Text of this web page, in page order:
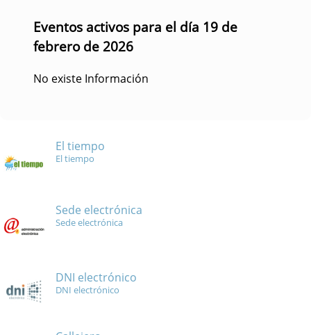
Eventos activos para el día 19 de
febrero de 2026
No existe Información
El tiempo
El tiempo
Sede electrónica
Sede electrónica
DNI electrónico
DNI electrónico